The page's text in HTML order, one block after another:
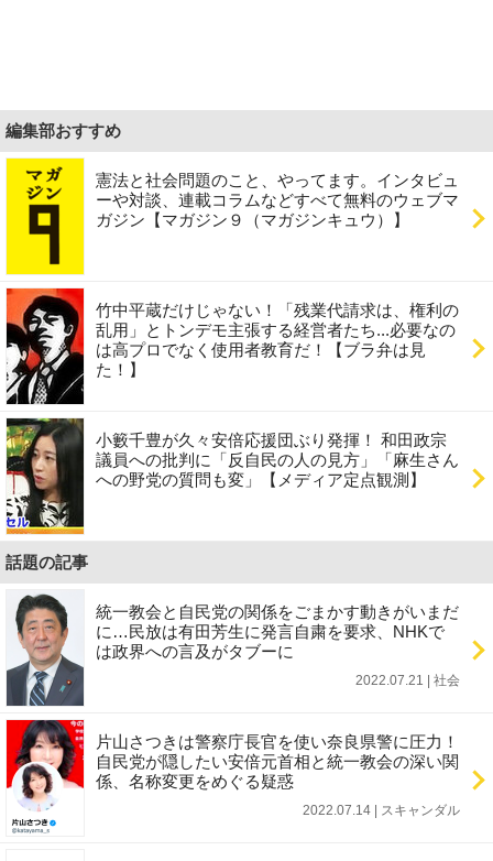
編集部おすすめ
憲法と社会問題のこと、やってます。インタビュ
ーや対談、連載コラムなどすべて無料のウェブマ
ガジン【マガジン９（マガジンキュウ）】
竹中平蔵だけじゃない！「残業代請求は、権利の
乱用」とトンデモ主張する経営者たち...必要なの
は高プロでなく使用者教育だ！【ブラ弁は見
た！】
小籔千豊が久々安倍応援団ぶり発揮！ 和田政宗
議員への批判に「反自民の人の見方」「麻生さん
への野党の質問も変」【メディア定点観測】
話題の記事
統一教会と自民党の関係をごまかす動きがいまだ
に…民放は有田芳生に発言自粛を要求、NHKで
は政界への言及がタブーに
2022.07.21 | 社会
片山さつきは警察庁長官を使い奈良県警に圧力！
自民党が隠したい安倍元首相と統一教会の深い関
係、名称変更をめぐる疑惑
2022.07.14 | スキャンダル